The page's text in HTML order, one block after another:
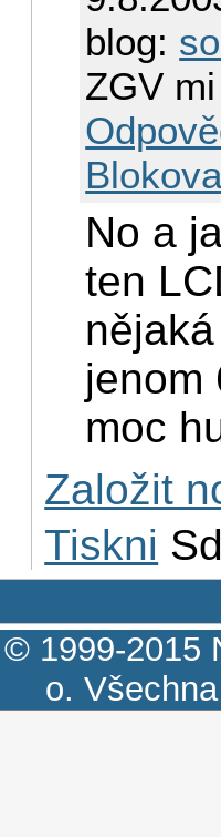
blog:
ZGV
No a
ten
moc
Založit
Tiskni
© 1999-2015
o.